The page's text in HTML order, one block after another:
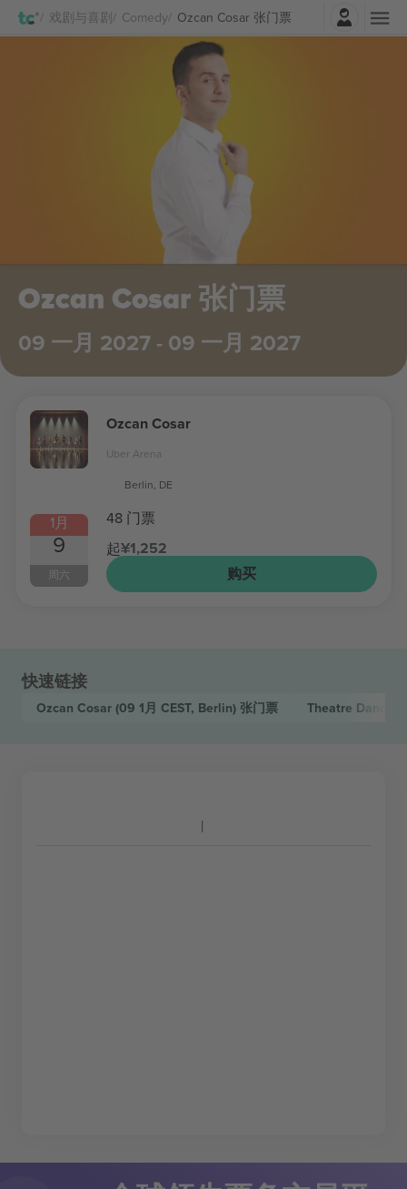
戏剧与喜剧 Comedy Ozcan Cosar 张门票
登录
Ozcan Cosar 张门票
09 一月 2027 - 09 一月 2027
1月
9
周六
Ozcan Cosar
Uber Arena
Berlin, DE
48 门票
起¥1,252
购买
快速链接
Ozcan Cosar (09 1月 CEST, Berlin) 张门票 Theatre Dance